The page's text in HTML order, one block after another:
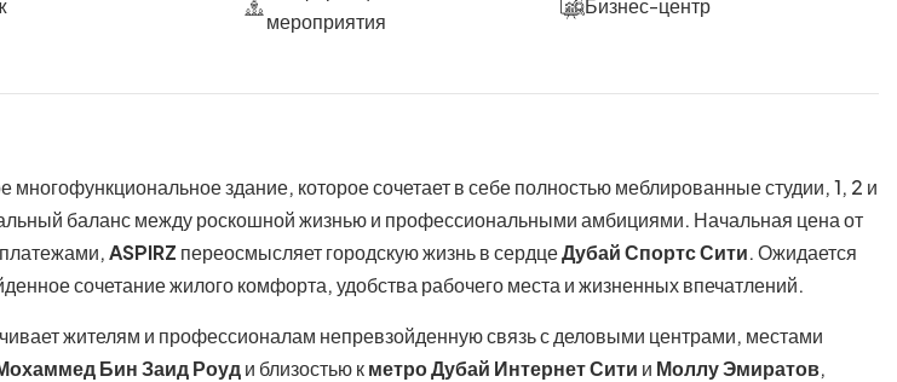
мероприятия
здание, которое сочетает в себе полностью меблированные студии, 1, 2 и
баланс между роскошной жизнью и профессиональными амбициями. Начальная цена от
ASPIRZ переосмысляет городскую жизнь в сердцеДубай Спортс Сити. Ожидается
сочетание жилого комфорта, удобства рабочего места и жизненных впечатлений.
жителям и профессионалам непревзойденную связь с деловыми центрами, местами
Бин Заид Роуди близостью кметро Дубай Интернет Сити и Моллу Эмиратов,